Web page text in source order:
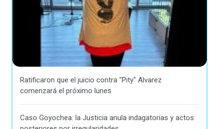
Ratificaron que el juicio contra "Pity" Alvarez
comenzará el próximo lunes
Caso Goyochea: la Justicia anula indagatorias y actos